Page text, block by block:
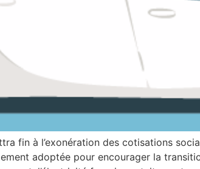
fin à l’exonération des cotisations
adoptée pour encourager la